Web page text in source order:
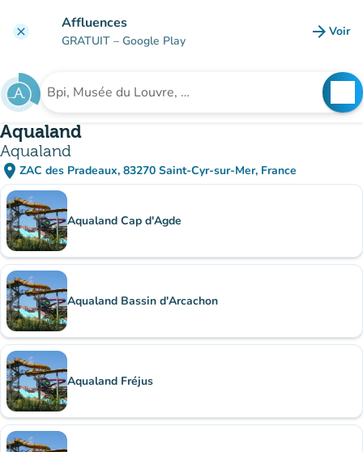
clear Affluences
GRATUIT – Google Play arrow_forward Voir
Rechercher un établissement
Aqualand
Aqualand
place ZAC des Pradeaux, 83270 Saint-Cyr-sur-Mer, France
(ouvrir dans Google Maps)
(nouvel onglet)
Sous-sites
Aqualand Cap d'Agde
Aqualand Bassin d'Arcachon
Aqualand Fréjus